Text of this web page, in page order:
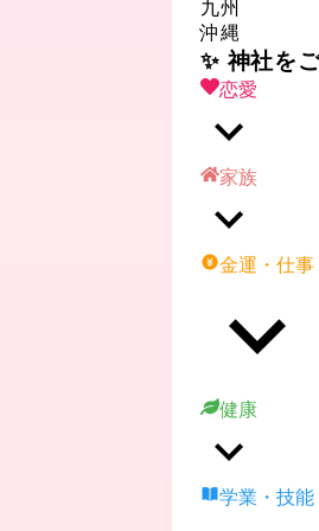
九州
沖縄
✨ 神社を
恋愛
家族
金運・仕事
健康
学業・技能